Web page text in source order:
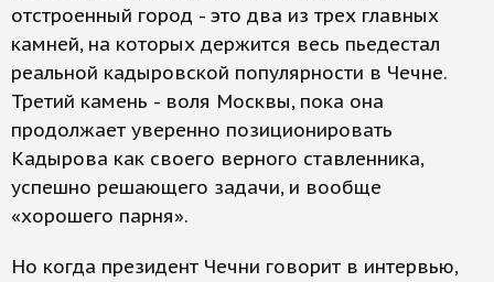
отстроенный город - это два из трех главных
камней, на которых держится весь пьедестал
реальной кадыровской популярности в Чечне.
Третий камень - воля Москвы, пока она
продолжает уверенно позиционировать
Кадырова как своего верного ставленника,
успешно решающего задачи, и вообще
«хорошего парня».
Но когда президент Чечни говорит в интервью,